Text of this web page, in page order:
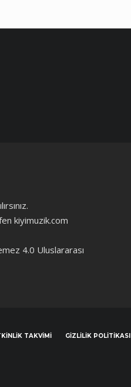
kiyimuzik.com
4.0 Uluslararası
TAKVIMI GIZLILIK POLITIKASI